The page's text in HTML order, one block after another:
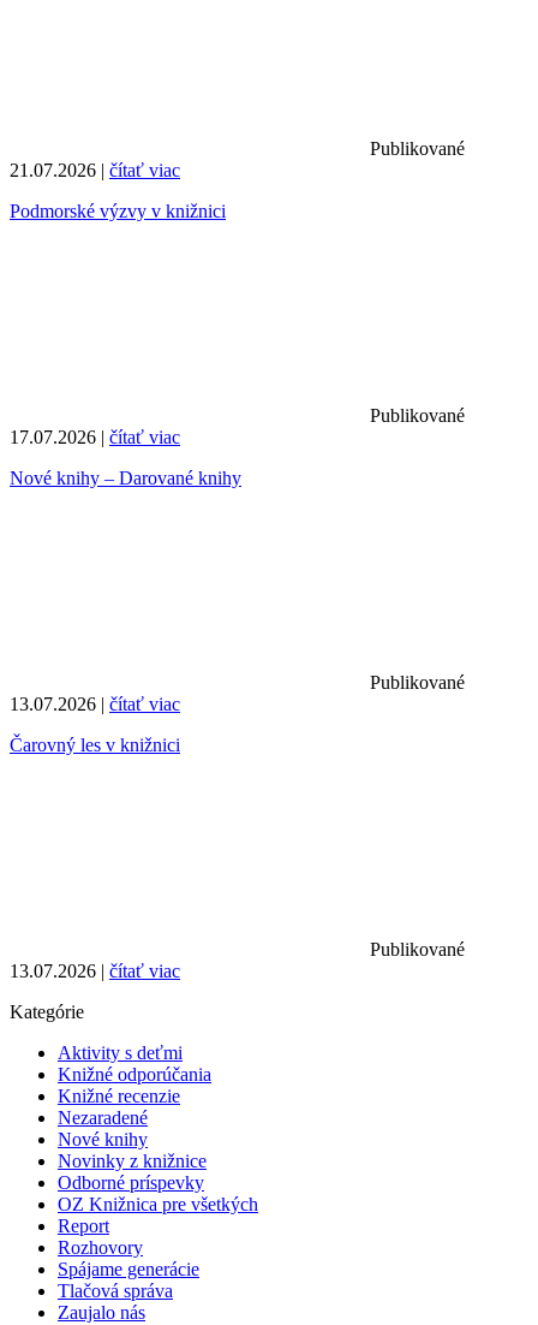
Publikované
21.07.2026 | čítať viac
Podmorské výzvy v knižnici
Publikované
17.07.2026 | čítať viac
Nové knihy – Darované knihy
Publikované
13.07.2026 | čítať viac
Čarovný les v knižnici
Publikované
13.07.2026 | čítať viac
Kategórie
Aktivity s deťmi
Knižné odporúčania
Knižné recenzie
Nezaradené
Nové knihy
Novinky z knižnice
Odborné príspevky
OZ Knižnica pre všetkých
Report
Rozhovory
Spájame generácie
Tlačová správa
Zaujalo nás